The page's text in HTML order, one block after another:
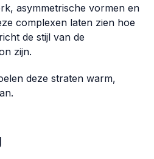
asymmetrische vormen en
complexen laten zien hoe
de stijl van de
zijn.
deze straten warm,